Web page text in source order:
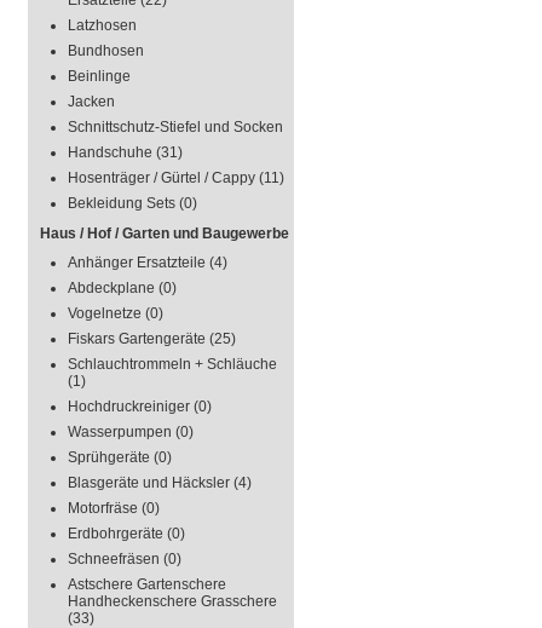
Latzhosen
Bundhosen
Beinlinge
Jacken
Schnittschutz-Stiefel und Socken
Handschuhe (31)
Hosenträger / Gürtel / Cappy (11)
Bekleidung Sets (0)
Haus / Hof / Garten und Baugewerbe
Anhänger Ersatzteile (4)
Abdeckplane (0)
Vogelnetze (0)
Fiskars Gartengeräte (25)
Schlauchtrommeln + Schläuche
(1)
Hochdruckreiniger (0)
Wasserpumpen (0)
Sprühgeräte (0)
Blasgeräte und Häcksler (4)
Motorfräse (0)
Erdbohrgeräte (0)
Schneefräsen (0)
Astschere Gartenschere
Handheckenschere Grasschere
(33)